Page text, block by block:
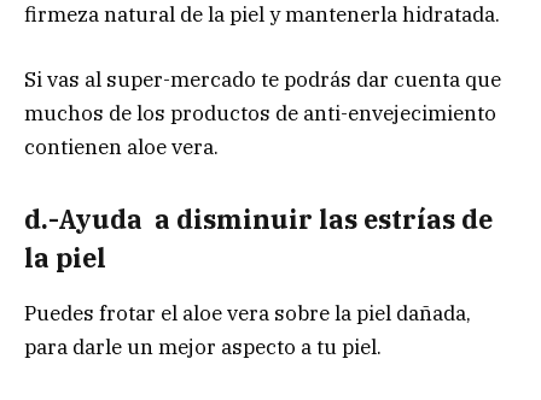
firmeza natural de la piel y mantenerla hidratada.
Si vas al super-mercado te podrás dar cuenta que
muchos de los productos de anti-envejecimiento
contienen aloe vera.
d.-Ayuda a disminuir las estrías de
la piel
Puedes frotar el aloe vera sobre la piel dañada,
para darle un mejor aspecto a tu piel.